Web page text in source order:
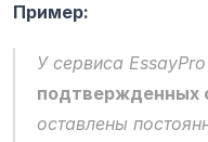
Пример:
У сервиса EssayPro
подтвержденных
оставлены